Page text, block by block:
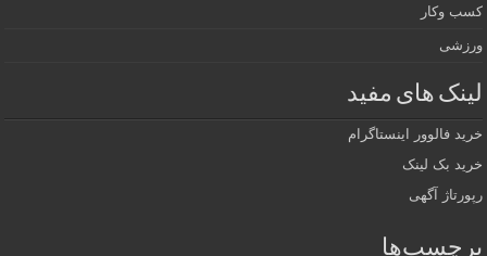
کسب وکار
ورزشی
لینک های مفید
خرید فالوور اینستاگرام
خرید بک لینک
رپورتاژ آگهی
برچسب‌ها